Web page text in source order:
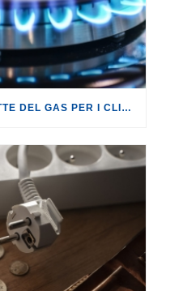
GAS: +19,2% LE BOLLETTE DEL GAS PER I CLIENTI IN SERVIZIO DI VULNERABILITÀ.